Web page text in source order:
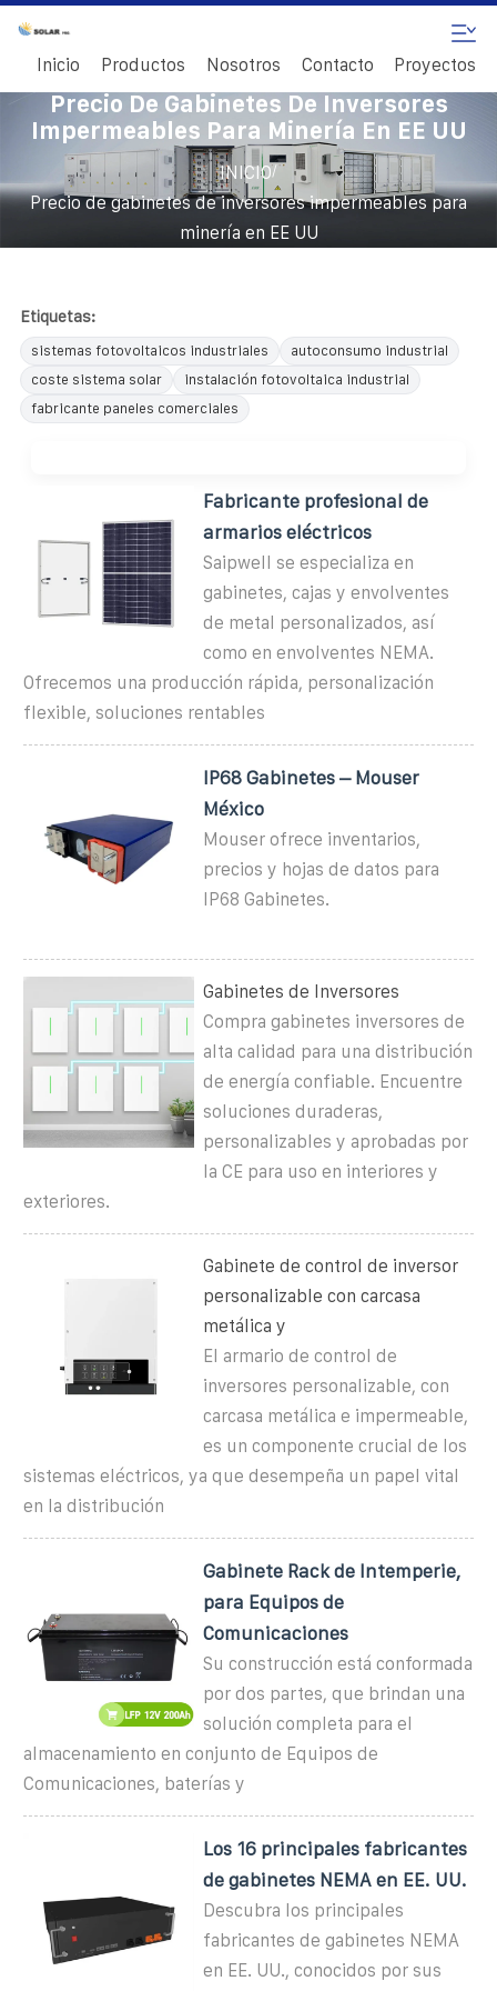
Inicio Productos Nosotros Contacto Proyectos
Precio De Gabinetes De Inversores
Impermeables Para Minería En EE UU
INICIO/
Precio de gabinetes de inversores impermeables para
minería en EE UU
Etiquetas:
sistemas fotovoltaicos industriales
autoconsumo industrial
coste sistema solar
instalación fotovoltaica industrial
fabricante paneles comerciales
Fabricante profesional de
armarios eléctricos
Saipwell se especializa en
gabinetes, cajas y envolventes
de metal personalizados, así
como en envolventes NEMA.
Ofrecemos una producción rápida, personalización
flexible, soluciones rentables
IP68 Gabinetes – Mouser
México
Mouser ofrece inventarios,
precios y hojas de datos para
IP68 Gabinetes.
Gabinetes de Inversores
Compra gabinetes inversores de
alta calidad para una distribución
de energía confiable. Encuentre
soluciones duraderas,
personalizables y aprobadas por
la CE para uso en interiores y
exteriores.
Gabinete de control de inversor
personalizable con carcasa
metálica y
El armario de control de
inversores personalizable, con
carcasa metálica e impermeable,
es un componente crucial de los
sistemas eléctricos, ya que desempeña un papel vital
en la distribución
Gabinete Rack de Intemperie,
para Equipos de
Comunicaciones
Su construcción está conformada
por dos partes, que brindan una
solución completa para el
almacenamiento en conjunto de Equipos de
Comunicaciones, baterías y
Los 16 principales fabricantes
de gabinetes NEMA en EE. UU.
Descubra los principales
fabricantes de gabinetes NEMA
en EE. UU., conocidos por sus